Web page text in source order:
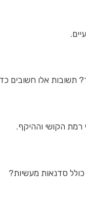
תשובות אלו חשובים
רמת הקושי וההיקף.
סדנאות מעשיות?